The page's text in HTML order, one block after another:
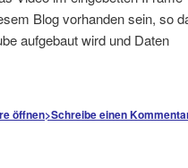
Blog vorhanden sein, so
aufgebaut wird und Daten
öffnen>Schreibe einen